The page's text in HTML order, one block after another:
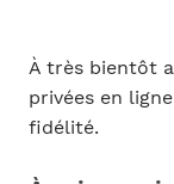
À très bientôt
privées en
fidélité.